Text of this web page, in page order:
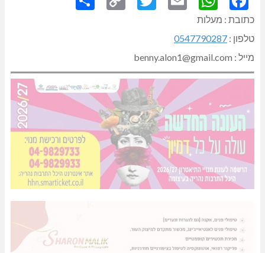
Link
כתובת : מעלות
טלפון : 0547790287
מייל : benny.alon1@gmail.com